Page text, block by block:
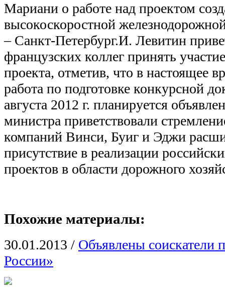
Мариани о работе над проектом
высокоскоростной
– Санкт-Петербург.И. Левитин
французских коллег принять
проекта, отметив, что в настоящее
работа по подготовке конкурсной
августа 2012 г. планируется
министра приветствовали
компаний Винси, Буиг и Эджи
присутствие в реализации
проектов в области дорожного
Похожие материалы:
30.01.2013 / Объявлены соискатели
России»